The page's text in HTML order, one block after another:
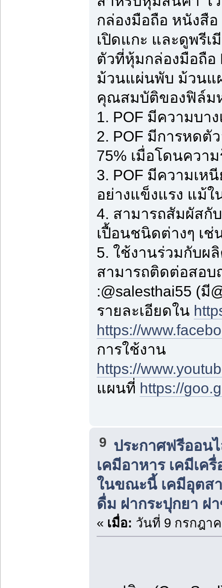
กล่องมือถือ หนังสื
เปิดแกะ และดูพรี
ตัวที่หุ้มกล่องมือถือ
ม้วนแผ่นพับ ม้วนแ
คุณสมบัติของฟิล์ม
1. POF มีความบา
2. POF มีการหดตั
75% เมื่อโดนควา
3. POF มีความเห
อย่างแข็งแรง แม้
4. สามารถสัมผัสกั
เปื้อนชนิดต่างๆ เ
5. ใช้งานร่วมกับผ
สามารถติดต่อสอบ
:@salesthai55 (มี
รายละเอียดใน
https://
การใช้งาน
https://
แผนที่ https://
9 ประกาศฟรีออน
เคมีอาหาร เคมีเค
ในขณะนี้ เคมีอุตส
ดื่ม ฝากระปุกยา ฝ
« เมื่อ: วันที่ 9 กรกฎาค